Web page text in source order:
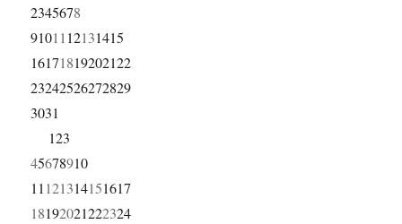
2345678
9101112131415
16171819202122
23242526272829
3031
123
45678910
11121314151617
18192021222324